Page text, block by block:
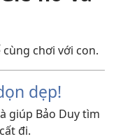
chơi với con.
dẹp!
giúp Bảo Duy tìm
đi.